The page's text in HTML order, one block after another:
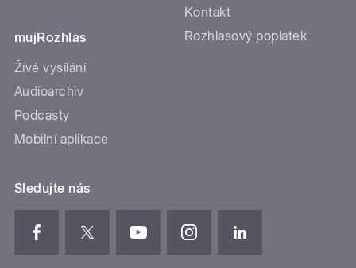
mujRozhlas
Živé vysílání
Audioarchiv
Podcasty
Mobilní aplikace
Kontakt
Rozhlasový poplatek
Sledujte nás